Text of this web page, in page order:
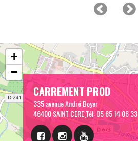
CARREMENT PROD
335 avenue André Boyer
46400 SAINT CERETél:05 65 14 06 33
+
−